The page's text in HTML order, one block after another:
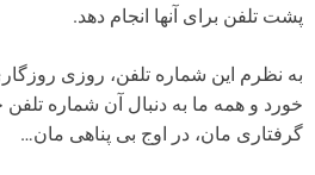
پشت تلفن برای آنها انجام دهد.
به نظرم این شماره تلفن، روزی
خورد و همه ما به دنبال آن شماره تلفن
گرفتاری مان، در اوج بی پناهی مان…